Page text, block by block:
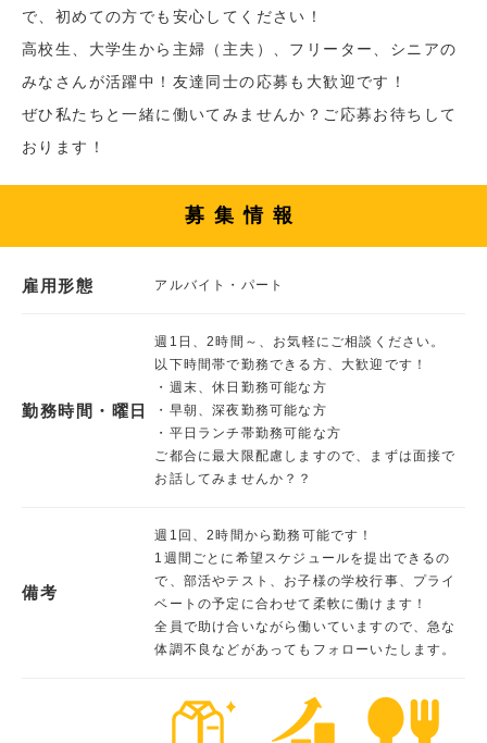
で、初めての方でも安心してください！
高校生、大学生から主婦（主夫）、フリーター、シニアの
みなさんが活躍中！友達同士の応募も大歓迎です！
ぜひ私たちと一緒に働いてみませんか？ご応募お待ちして
おります！
募集情報
雇用形態 アルバイト・パート
勤務時間・曜日
週1日、2時間～、お気軽にご相談ください。
以下時間帯で勤務できる方、大歓迎です！
・週末、休日勤務可能な方
・早朝、深夜勤務可能な方
・平日ランチ帯勤務可能な方
ご都合に最大限配慮しますので、まずは面接で
お話してみませんか？？
備考
週1回、2時間から勤務可能です！
1週間ごとに希望スケジュールを提出できるの
で、部活やテスト、お子様の学校行事、プライ
ベートの予定に合わせて柔軟に働けます！
全員で助け合いながら働いていますので、急な
体調不良などがあってもフォローいたします。